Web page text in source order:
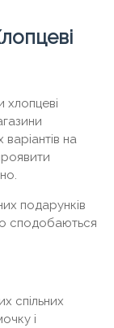
хлопцеві
на
подарунків
сподобаються
спільних
і